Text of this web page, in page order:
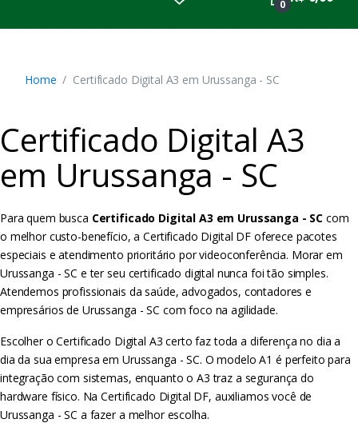
:
0
Home Certificado Digital A3 em Urussanga - SC
Certificado Digital A3
em Urussanga - SC
Para quem busca Certificado Digital A3 em Urussanga - SC com
o melhor custo-benefício, a Certificado Digital DF oferece pacotes
especiais e atendimento prioritário por videoconferência. Morar em
Urussanga - SC e ter seu certificado digital nunca foi tão simples.
Atendemos profissionais da saúde, advogados, contadores e
empresários de Urussanga - SC com foco na agilidade.
Escolher o Certificado Digital A3 certo faz toda a diferença no dia a
dia da sua empresa em Urussanga - SC. O modelo A1 é perfeito para
integração com sistemas, enquanto o A3 traz a segurança do
hardware físico. Na Certificado Digital DF, auxiliamos você de
Urussanga - SC a fazer a melhor escolha.